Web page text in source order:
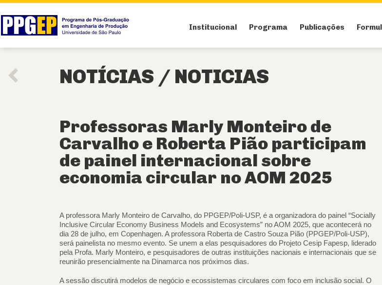
Institucional Programa Publicações
NOTÍCIAS / NOTICIAS
Professoras Marly Monteiro de
Carvalho e Roberta Pião participam
de painel internacional sobre
economia circular no AOM 2025
A professora Marly Monteiro de Carvalho, do PPGEP/Poli-USP, é a organizadora do painel “Socially
Inclusive Circular Economy Business Models and Ecosystems” no AOM 2025, que acontecerá no
dia 28 de julho, em Copenhagen. A professora Roberta de Castro Souza Pião (PPGEP/Poli-USP),
será painelista no mesmo evento. Se unem a elas pesquisadores do Projeto Cesip Fapesp, liderado
pela Profa. Marly Monteiro, e pesquisadores de outras instituições nacionais e internacionais que se
reunirão presencialmente na Dinamarca nos próximos dias.
A sessão discutirá modelos de negócio e ecossistemas circulares com foco em inclusão social. O